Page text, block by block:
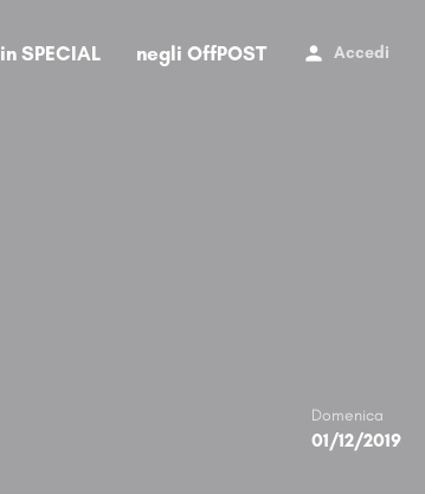
in SPECIAL negli OffPOST Accedi
Domenica
01/12/2019